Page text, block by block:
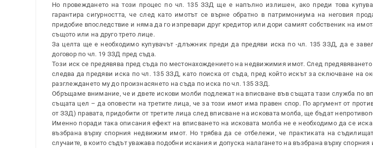
Но провеждането на този процес по чл. 135 ЗЗД ще е напълно излишен, ако преди това
гарантира сигурността, че след като имотът се върне обратно в патримониума на неговия
придобие впоследствие и няма да го изпревари друг кредитор или дори самият собственик на
същото или на друго трето лице.
За целта ще е необходимо купувачът -длъжник преди да предяви иска по чл. 135 ЗЗД, да е
договор по чл. 19 ЗЗД пред съда.
Този иск се предявява пред съда по местонахождението на недвижимия имот. След
следва да предяви иска по чл. 135 ЗЗД, като поиска от съда, пред който искът за сключване на
разглеждането му до произнасянето на съда по иска по чл. 135 ЗЗД.
Обръщаме внимание, че и двете искови молби подлежат на вписване във същата тази служба по
същата цел – да оповести на третите лица, че за този имот има правен спор. По аргумент от
от ЗЗД) правата, придобити от третите лица след вписване на исковата молба, ще бъдат
Именно поради така описания ефект на вписването на исковата молба не е необходимо да се
възбрана върху спорния недвижим имот. Но трябва да се отбележи, че практиката на
случаите, в които съдът уважава подобни искания и допуска налагането на възбрана върху